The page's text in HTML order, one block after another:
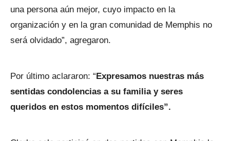
una persona aún mejor, cuyo impacto en la
organización y en la gran comunidad de Memphis no
será olvidado”, agregaron.
Por último aclararon: “Expresamos nuestras más
sentidas condolencias a su familia y seres
queridos en estos momentos difíciles”.